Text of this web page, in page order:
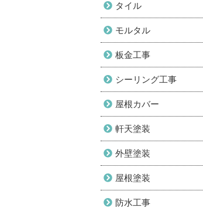
タイル
モルタル
板金工事
シーリング工事
屋根カバー
軒天塗装
外壁塗装
屋根塗装
防水工事